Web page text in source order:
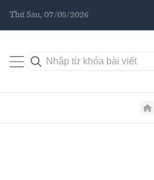
Thứ Sáu, 07/08/2026